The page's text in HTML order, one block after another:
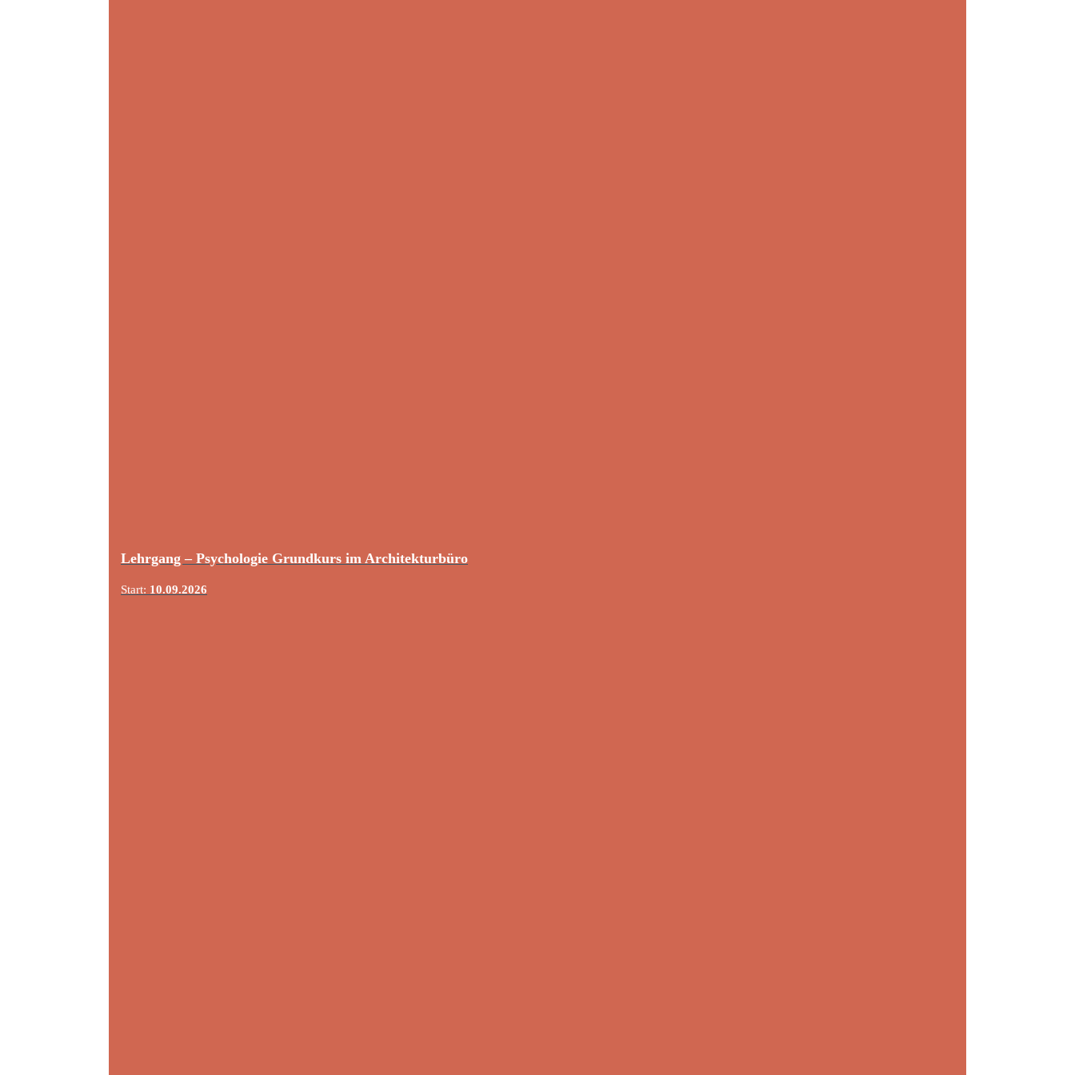
Lehrgang – Psychologie Grundkurs im Architekturbüro
Start: 10.09.2026